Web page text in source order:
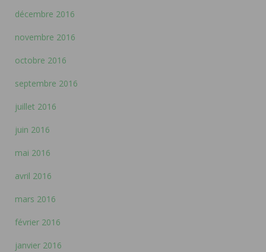
décembre 2016
novembre 2016
octobre 2016
septembre 2016
juillet 2016
juin 2016
mai 2016
avril 2016
mars 2016
février 2016
janvier 2016